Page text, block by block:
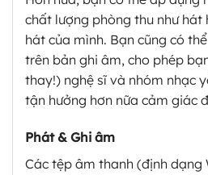
chất lượng phòng thu như hát
hát của mình. Bạn cũng có
trên bản ghi âm, cho phép
thay!) nghệ sĩ và nhóm nhạc
tận hưởng hơn nữa cảm giác
Phát & Ghi âm
Các tệp âm thanh (định dạng